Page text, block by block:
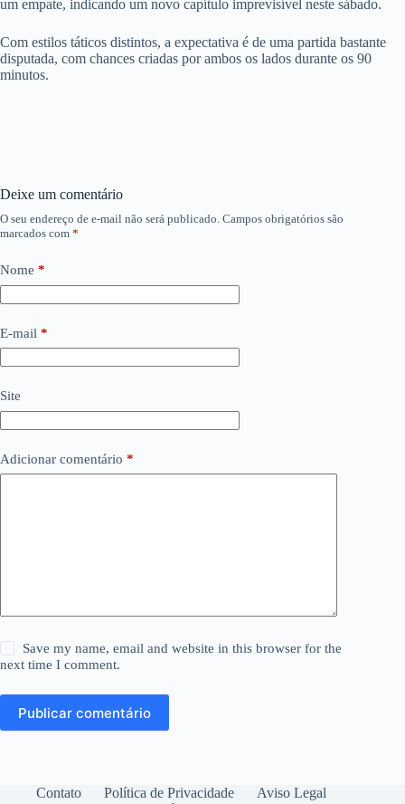
um empate, indicando um novo capítulo imprevisível neste sábado.
Com estilos táticos distintos, a expectativa é de uma partida bastante
disputada, com chances criadas por ambos os lados durante os 90
minutos.
Deixe um comentário
O seu endereço de e-mail não será publicado. Campos obrigatórios são
marcados com *
Nome *
E-mail *
Site
Adicionar comentário *
Save my name, email and website in this browser for the
next time I comment.
Publicar comentário
Contato Política de Privacidade
Aviso Legal